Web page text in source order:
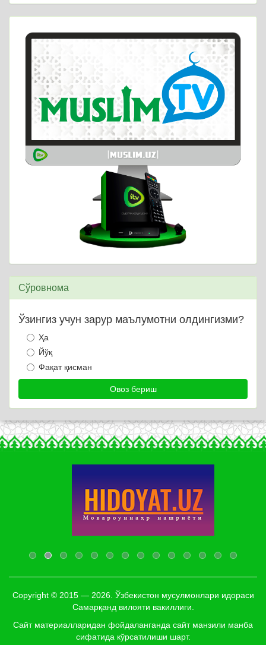
Сўровнома
Ўзингиз учун зарур маълумотни олдингизми?
Ҳа
Йўқ
Фақат қисман
Copyright © 2015 — 2026. Ўзбекистон мусулмонлари идораси
Самарқанд вилояти вакиллиги.
Сайт материалларидан фойдаланганда сайт манзили манба
сифатида кўрсатилиши шарт.